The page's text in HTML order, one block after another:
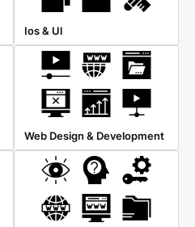
Ios & Ul
Web Design & Development